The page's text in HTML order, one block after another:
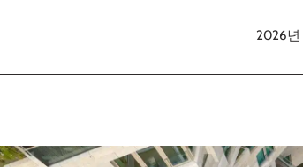
2026년